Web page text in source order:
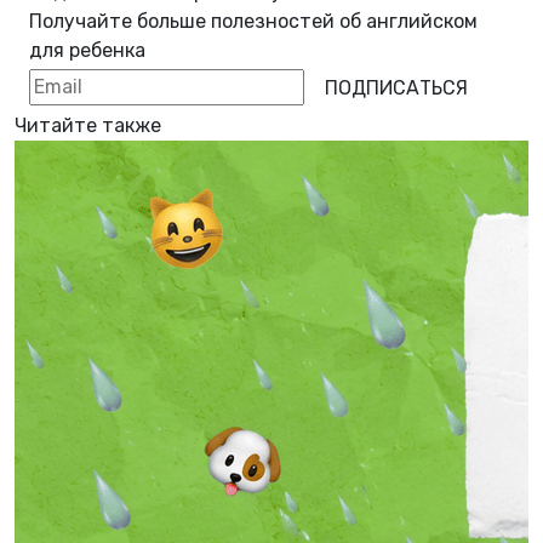
Получайте больше полезностей об английском
для ребенка
ПОДПИСАТЬСЯ
Читайте также